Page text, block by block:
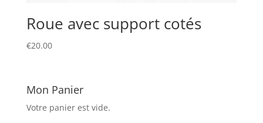
Roue avec support cotés
€20.00
Mon Panier
Votre panier est vide.